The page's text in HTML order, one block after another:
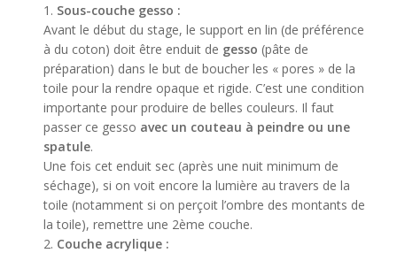
Sous-couche gesso :
Avant le début du stage, le support en lin (de préférence
à du coton) doit être enduit de gesso (pâte de
préparation) dans le but de boucher les « pores » de la
toile pour la rendre opaque et rigide. C’est une condition
importante pour produire de belles couleurs. Il faut
passer ce gesso avec un couteau à peindre ou une
spatule.
Une fois cet enduit sec (après une nuit minimum de
séchage), si on voit encore la lumière au travers de la
toile (notamment si on perçoit l’ombre des montants de
la toile), remettre une 2ème couche.
Couche acrylique :